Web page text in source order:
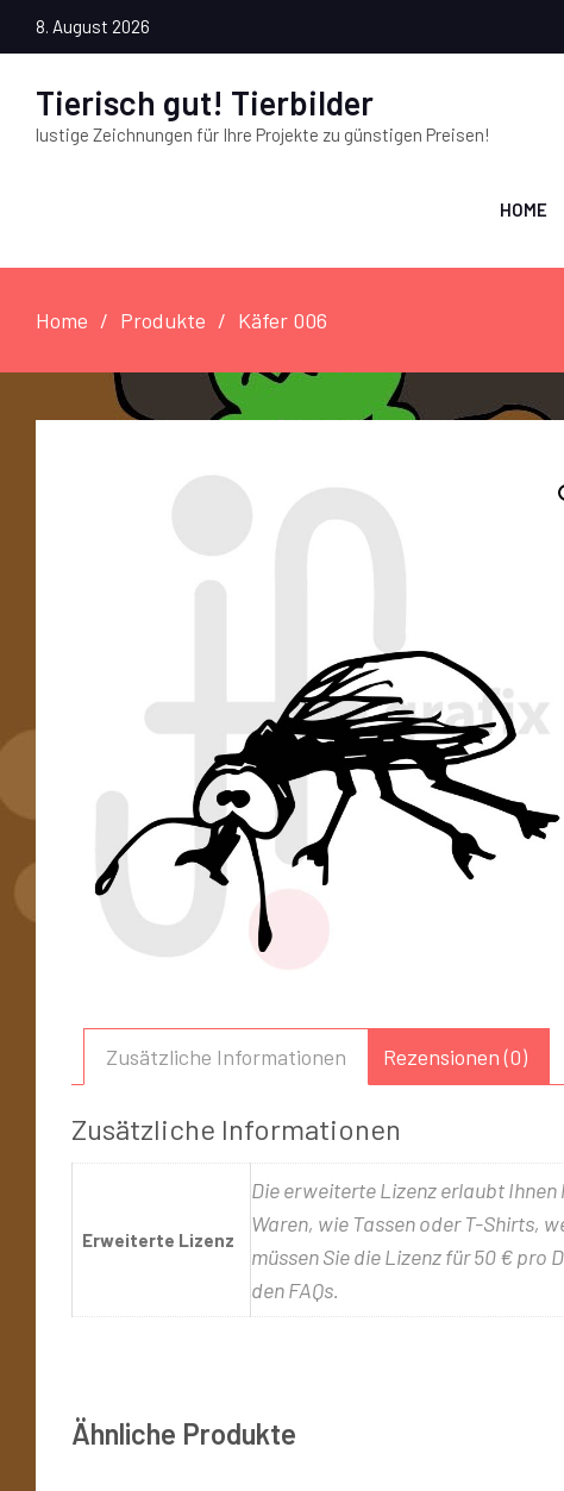
8. August 2026
Tierisch gut! Tierbilder
lustige Zeichnungen für Ihre Projekte zu günstigen Preisen!
HOME
Home Produkte Käfer 006
Zusätzliche Informationen Rezensionen (0)
Zusätzliche Informationen
Erweiterte Lizenz
Die erweiterte Lizenz erlaubt
Waren, wie Tassen oder T-Shirts,
müssen Sie die Lizenz für 50 €
den FAQs.
Ähnliche Produkte